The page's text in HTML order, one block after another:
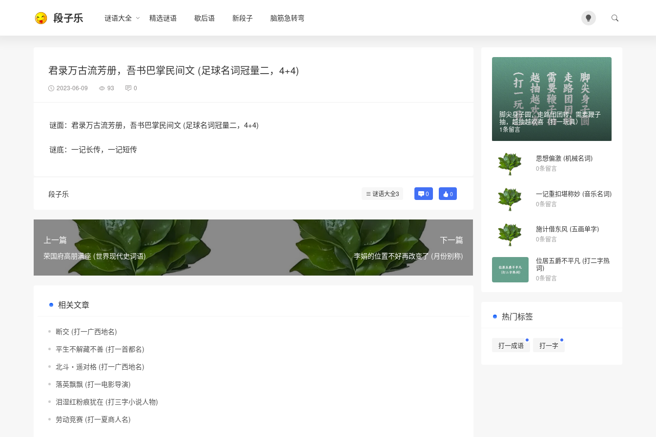
段子乐 谜语大全 精选谜语 歇后语 新段子 脑筋急转弯
君录万古流芳册，吾书巴掌民间文 (足球名词冠量二，4+4)
2023-06-09 93 0
谜面：君录万古流芳册，吾书巴掌民间文 (足球名词冠量二，4+4)
谜底：一记长传，一记短传
段子乐 谜语大全3 0 0
上一篇
荣国府高朋满座 (世界现代史词语)
下一篇
李娟的位置不好再改变了 (月份别称)
相关文章
断交 (打一广西地名)
平生不解藏不善 (打一首都名)
北斗・遥对格 (打一广西地名)
落英飘飘 (打一电影导演)
泪湿红粉痕犹在 (打三字小说人物)
劳动竞赛 (打一夏商人名)
脚尖身子圆，走路团团转，需要鞭子
抽，越抽越欢喜（打一玩具）
1条留言
思想偏激 (机械名词)
0条留言
一记重扣堪称妙 (音乐名词)
0条留言
施计借东风 (五画单字)
0条留言
位居五爵不平凡 (打二字热
词)
0条留言
热门标签
打一成语 打一字